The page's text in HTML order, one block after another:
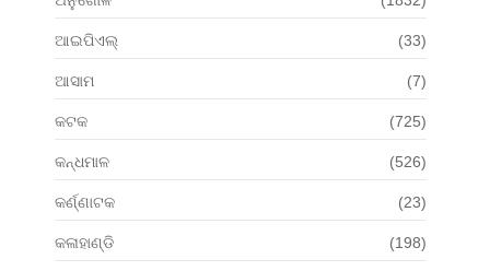
ଆଇପିଏଲ୍ (33)
ଆସାମ (7)
କଟକ (725)
କନ୍ଧମାଳ (526)
କର୍ଣ୍ଣାଟକ (23)
କଳାହାଣ୍ଡି (198)